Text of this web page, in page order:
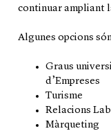
continuar ampliant
Algunes opcions
Graus
d’Empreses
Turisme
Relacions
Màrqueting